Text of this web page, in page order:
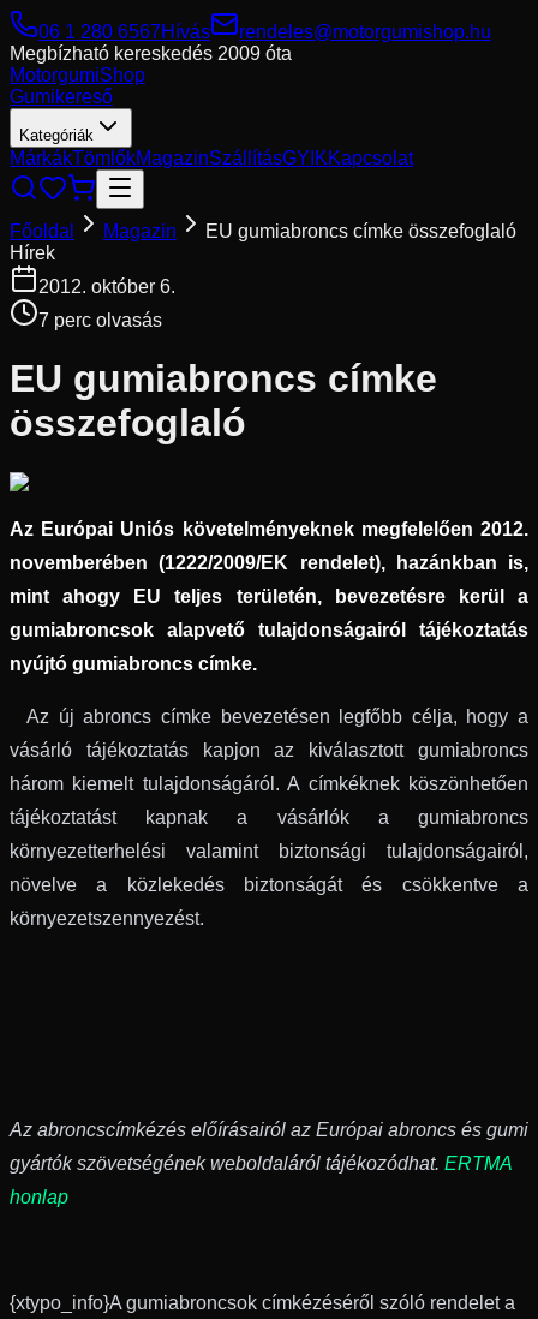
06 1 280 6567Hívás
rendeles@motorgumishop.hu
Megbízható kereskedés 2009 óta
MotorgumiShop
Gumikereső
Kategóriák
MárkákTömlőkMagazinSzállításGYIKKapcsolat
Főoldal Magazin
EU gumiabroncs címke összefoglaló
Hírek
2012. október 6.
7 perc olvasás
EU gumiabroncs címke
összefoglaló
Az Európai Uniós követelményeknek megfelelően 2012.
novemberében (1222/2009/EK rendelet), hazánkban is,
mint ahogy EU teljes területén, bevezetésre kerül a
gumiabroncsok alapvető tulajdonságairól tájékoztatás
nyújtó gumiabroncs címke.
Az új abroncs címke bevezetésen legfőbb célja, hogy a
vásárló tájékoztatás kapjon az kiválasztott gumiabroncs
három kiemelt tulajdonságáról. A címkéknek köszönhetően
tájékoztatást kapnak a vásárlók a gumiabroncs
környezetterhelési valamint biztonsági tulajdonságairól,
növelve a közlekedés biztonságát és csökkentve a
környezetszennyezést.
Az abroncscímkézés előírásairól az Európai abroncs és gumi
gyártók szövetségének weboldaláról tájékozódhat. ERTMA
honlap
{xtypo_info}A gumiabroncsok címkézéséről szóló rendelet a